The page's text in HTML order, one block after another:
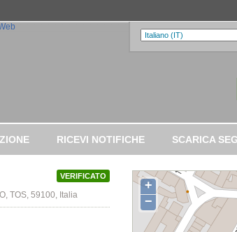
RICEVI NOTIFICHE SCARICA
VERIFICATO
TOS, 59100, Italia
+
−